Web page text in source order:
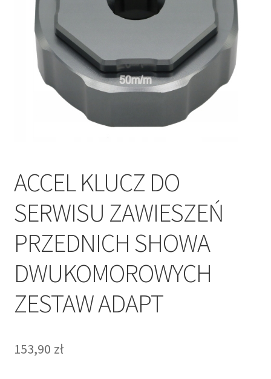
Polityka prywatności
Kontakt
ACCEL KLUCZ DO
SERWISU ZAWIESZEŃ
PRZEDNICH SHOWA
DWUKOMOROWYCH
ZESTAW ADAPT
153,90 zł